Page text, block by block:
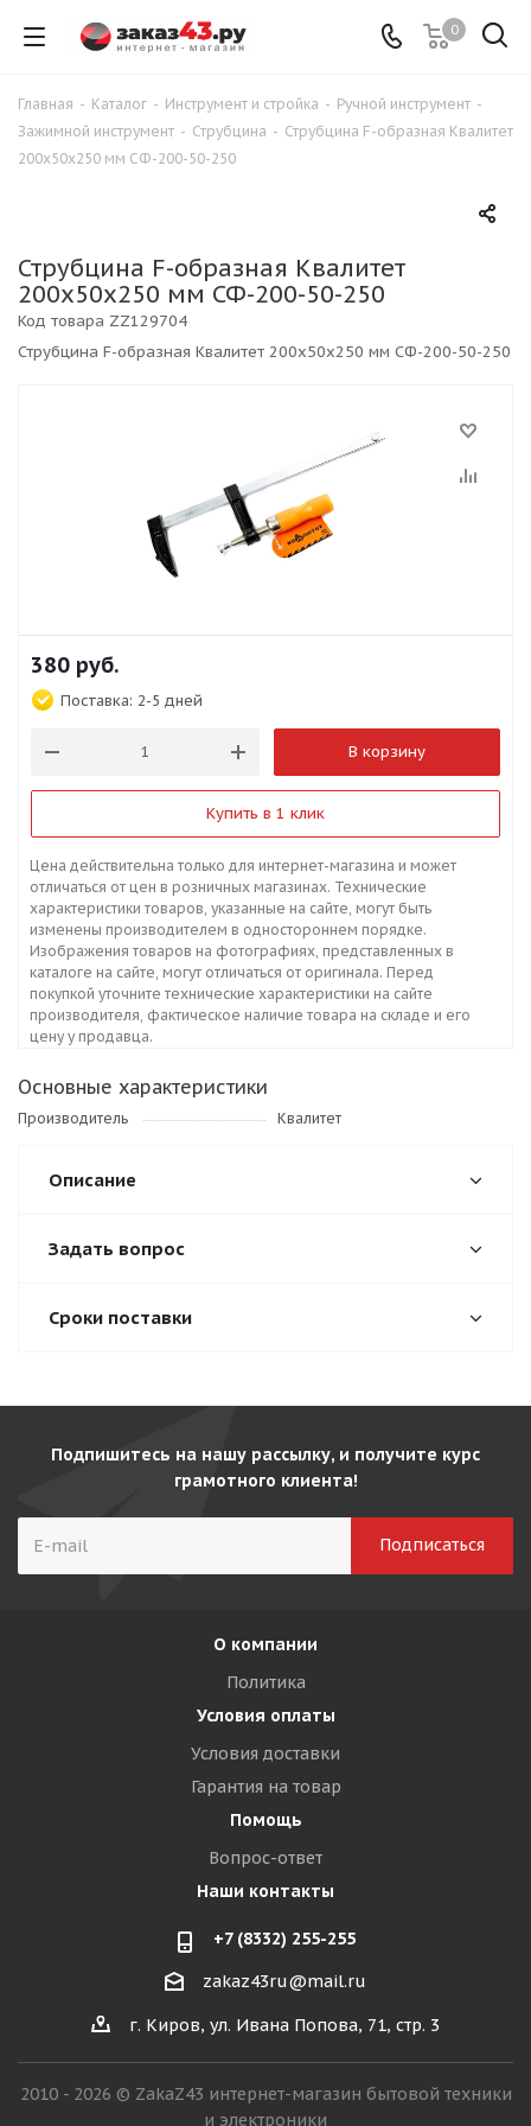
0
Главная - Каталог - Инструмент и стройка - Ручной инструмент -
Зажимной инструмент - Струбцина - Струбцина F-образная Квалитет
200х50х250 мм СФ-200-50-250
Струбцина F-образная Квалитет
200х50х250 мм СФ-200-50-250
Струбцина F-образная Квалитет 200х50х250 мм СФ-200-50-250
Код товара ZZ129704
380 руб.
Поставка: 2-5 дней
В корзину
Купить в 1 клик
Цена действительна только для интернет-магазина и может
отличаться от цен в розничных магазинах. Технические
характеристики товаров, указанные на сайте, могут быть
изменены производителем в одностороннем порядке.
Изображения товаров на фотографиях, представленных в
каталоге на сайте, могут отличаться от оригинала. Перед
покупкой уточните технические характеристики на сайте
производителя, фактическое наличие товара на складе и его
цену у продавца.
Основные характеристики
Производитель Квалитет
Описание
Задать вопрос
Сроки поставки
Подпишитесь на нашу рассылку, и получите курс
грамотного клиента!
О компании
Политика
Условия оплаты
Условия доставки
Гарантия на товар
Помощь
Вопрос-ответ
Наши контакты
+7 (8332) 255-255
zakaz43ru@mail.ru
г. Киров, ул. Ивана Попова, 71, стр. 3
2010 - 2026 © ZakaZ43 интернет-магазин бытовой техники
и электроники